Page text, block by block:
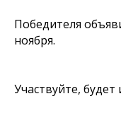
Победителя
ноября.
Участвуйте, будет